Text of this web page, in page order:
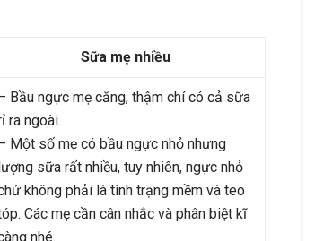
Sữa mẹ nhiều
Bầu ngực mẹ căng, thậm chí có cả sữa
ra ngoài.
Một số mẹ có bầu ngực nhỏ nhưng
lượng sữa rất nhiều, tuy nhiên, ngực nhỏ
không phải là tình trạng mềm và teo
Các mẹ cần cân nhắc và phân biệt kĩ
nhé.